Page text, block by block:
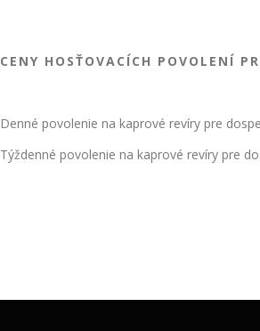
CENY HOSŤOVACÍCH POVOLENÍ
Denné povolenie na kaprové revíry pre
Týždenné povolenie na kaprové revíry pre